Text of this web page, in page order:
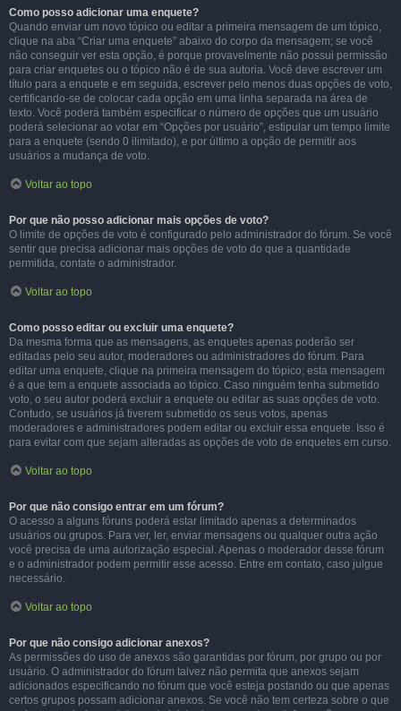
Como posso adicionar uma enquete?
Quando enviar um novo tópico ou editar a primeira mensagem de um tópico,
clique na aba “Criar uma enquete” abaixo do corpo da mensagem; se você
não conseguir ver esta opção, é porque provavelmente não possui permissão
para criar enquetes ou o tópico não é de sua autoria. Você deve escrever um
título para a enquete e em seguida, escrever pelo menos duas opções de voto,
certificando-se de colocar cada opção em uma linha separada na área de
texto. Você poderá também especificar o número de opções que um usuário
poderá selecionar ao votar em “Opções por usuário”, estipular um tempo limite
para a enquete (sendo 0 ilimitado), e por último a opção de permitir aos
usuários a mudança de voto.
Voltar ao topo
Por que não posso adicionar mais opções de voto?
O limite de opções de voto é configurado pelo administrador do fórum. Se você
sentir que precisa adicionar mais opções de voto do que a quantidade
permitida, contate o administrador.
Voltar ao topo
Como posso editar ou excluir uma enquete?
Da mesma forma que as mensagens, as enquetes apenas poderão ser
editadas pelo seu autor, moderadores ou administradores do fórum. Para
editar uma enquete, clique na primeira mensagem do tópico; esta mensagem
é a que tem a enquete associada ao tópico. Caso ninguém tenha submetido
voto, o seu autor poderá excluir a enquete ou editar as suas opções de voto.
Contudo, se usuários já tiverem submetido os seus votos, apenas
moderadores e administradores podem editar ou excluir essa enquete. Isso é
para evitar com que sejam alteradas as opções de voto de enquetes em curso.
Voltar ao topo
Por que não consigo entrar em um fórum?
O acesso a alguns fóruns poderá estar limitado apenas a determinados
usuários ou grupos. Para ver, ler, enviar mensagens ou qualquer outra ação
você precisa de uma autorização especial. Apenas o moderador desse fórum
e o administrador podem permitir esse acesso. Entre em contato, caso julgue
necessário.
Voltar ao topo
Por que não consigo adicionar anexos?
As permissões do uso de anexos são garantidas por fórum, por grupo ou por
usuário. O administrador do fórum talvez não permita que anexos sejam
adicionados especificando no fórum que você esteja postando ou que apenas
certos grupos possam adicionar anexos. Se você não tem certeza sobre o que